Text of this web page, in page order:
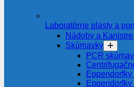
Laboratórne plasty a
Nádoby a Kanistre
Skúmavky
PCR
Eppendorfky